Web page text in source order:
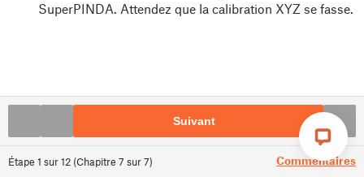
Étape 1 sur12 (Chapitre 7 sur7) Commentaires
SuperPINDA. Attendez que la calibration XYZ se fasse.
Suivant